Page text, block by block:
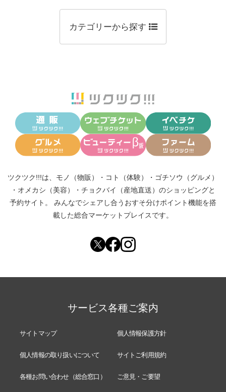
カテゴリーから探す
ツクツク!!!は、 モノ（物販） ・ コト（体験） ・ ゴチソウ（グルメ）
・ オメカシ（美容） ・ チョクバイ（産地直送） のショッピングと
予約サイト。
みんなでシェアし合う おすそ分けポイント機能を搭
載した総合マーケットプレイスです。
サービス各種ご案内
サイトマップ 個人情報保護方針
個人情報の取り扱いについて サイトご利用規約
各種お問い合わせ（総合窓口） ご意見・ご要望